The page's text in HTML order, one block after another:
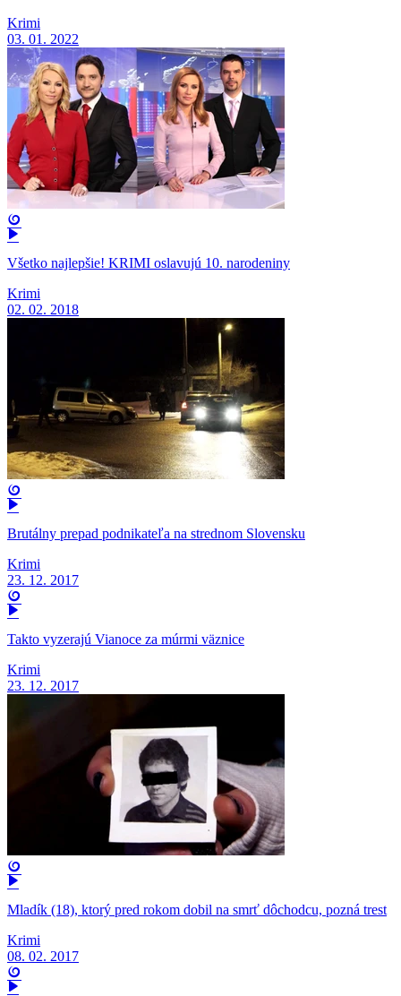
Krimi
03. 01. 2022
Všetko najlepšie! KRIMI oslavujú 10. narodeniny
Krimi
02. 02. 2018
Brutálny prepad podnikateľa na strednom Slovensku
Krimi
23. 12. 2017
Takto vyzerajú Vianoce za múrmi väznice
Krimi
23. 12. 2017
Mladík (18), ktorý pred rokom dobil na smrť dôchodcu, pozná trest
Krimi
08. 02. 2017